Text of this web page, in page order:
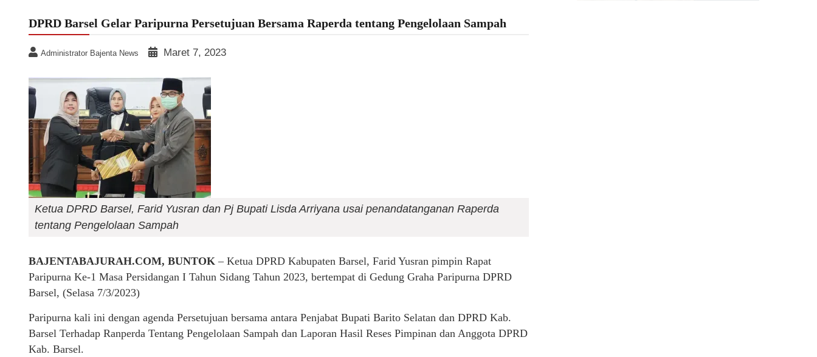
DPRD Barsel Gelar Paripurna Persetujuan Bersama Raperda tentang Pengelolaan Sampah
Administrator Bajenta News Maret 7, 2023
Ketua DPRD Barsel, Farid Yusran dan Pj Bupati Lisda Arriyana usai penandatanganan Raperda
tentang Pengelolaan Sampah
BAJENTABAJURAH.COM, BUNTOK – Ketua DPRD Kabupaten Barsel, Farid Yusran pimpin Rapat
Paripurna Ke-1 Masa Persidangan I Tahun Sidang Tahun 2023, bertempat di Gedung Graha Paripurna DPRD
Barsel, (Selasa 7/3/2023)
Paripurna kali ini dengan agenda Persetujuan bersama antara Penjabat Bupati Barito Selatan dan DPRD Kab.
Barsel Terhadap Ranperda Tentang Pengelolaan Sampah dan Laporan Hasil Reses Pimpinan dan Anggota DPRD
Kab. Barsel.